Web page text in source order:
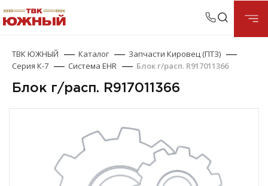
ТВК ЮЖНЫЙ Каталог
Запчасти Кировец (ПТЗ)
Серия К-7
Система EHR Блок г/расп. R917011366
Блок г/расп. R917011366